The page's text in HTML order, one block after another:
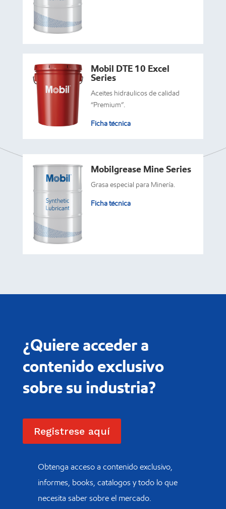
Mobil DTE 10 Excel
Series
Aceites hidráulicos de calidad
“Premium”.
Ficha técnica
Mobilgrease Mine Series
Grasa especial para Minería.
Ficha técnica
¿Quiere acceder a
contenido exclusivo
sobre su industria?
Registrese aquí
Obtenga acceso a contenido exclusivo,
informes, books, catálogos y todo lo que
necesita saber sobre el mercado.